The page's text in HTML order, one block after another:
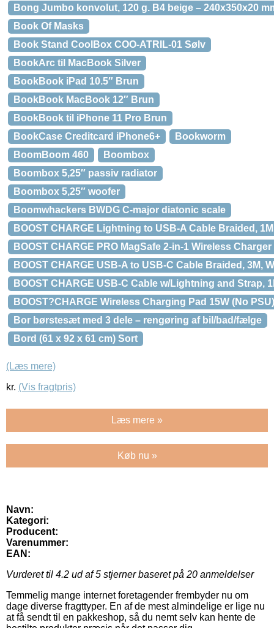
Bong Jumbo konvolut, 120 g. B4 beige – 240x350x20
Book Of Masks
Book Stand CoolBox COO-ATRIL-01 Sølv
BookArc til MacBook Silver
BookBook iPad 10.5″ Brun
BookBook MacBook 12″ Brun
BookBook til iPhone 11 Pro Brun
BookCase Creditcard iPhone6+
Bookworm
BoomBoom 460
Boombox
Boombox 5,25″ passiv radiator
Boombox 5,25″ woofer
Boomwhackers BWDG C-major diatonic scale
BOOST CHARGE Lightning to USB-A Cable Braided,
BOOST CHARGE PRO MagSafe 2-in-1 Wireless
BOOST CHARGE USB-A to USB-C Cable Braided, 3M,
BOOST CHARGE USB-C Cable w/Lightning and Strap,
BOOST?CHARGE Wireless Charging Pad 15W (No PSU)
Bor børstesæt med 3 dele – rengøring af bil/bad/fælge
Bord (61 x 92 x 61 cm) Sort
(Læs mere)
kr. (Vis fragtpris)
Læs mere »
Køb nu »
Navn:
Kategori:
Producent:
Varenummer:
EAN:
Vurderet til 4.2 ud af 5 stjerner baseret på 20 anmeldelser
Temmelig mange internet foretagender frembyder nu om
dage diverse fragttyper. En af de mest almindelige er lige nu
at få sendt til en pakkeshop, så du nemt selv kan hente de